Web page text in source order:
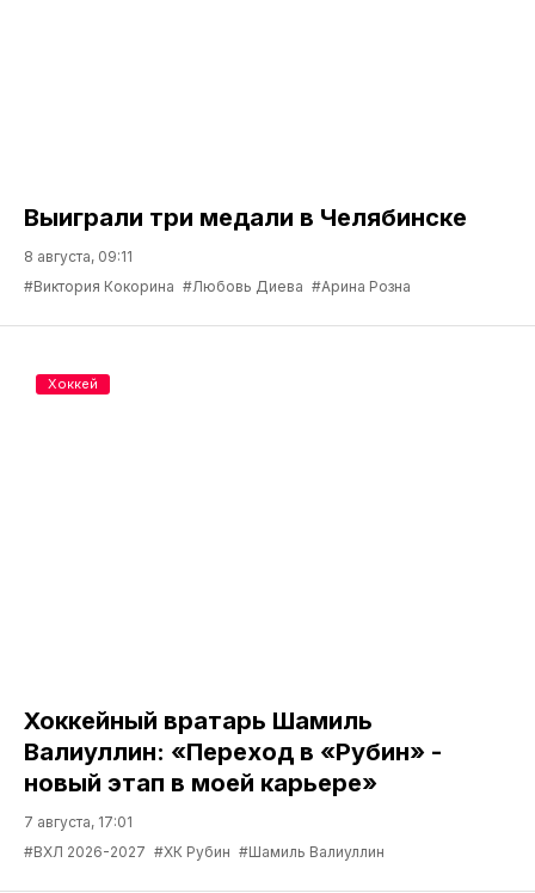
Выиграли три медали в Челябинске
8 августа, 09:11
#Виктория Кокорина #Любовь Диева #Арина Розна
Хоккейный вратарь Шамиль
Валиуллин: «Переход в «Рубин» -
новый этап в моей карьере»
7 августа, 17:01
#ВХЛ 2026-2027 #ХК Рубин #Шамиль Валиуллин
Хоккей